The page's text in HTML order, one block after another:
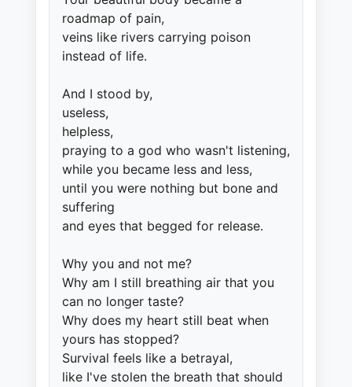
roadmap of pain,
veins like rivers carrying poison
instead of life.
And I stood by,
useless,
helpless,
praying to a god who wasn't listening,
while you became less and less,
until you were nothing but bone and
suffering
and eyes that begged for release.
Why you and not me?
Why am I still breathing air that you
can no longer taste?
Why does my heart still beat when
yours has stopped?
Survival feels like a betrayal,
like I've stolen the breath that should